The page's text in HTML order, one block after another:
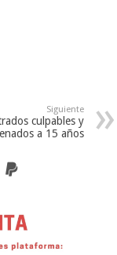
Siguiente
culpables y
a 15 años